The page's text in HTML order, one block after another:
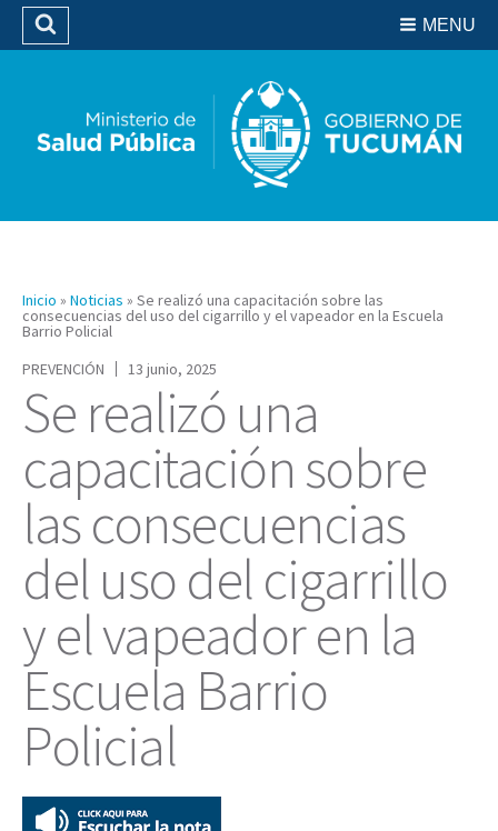
Biblioteca
MENU
Buscar
Inicio » Noticias » Se realizó una capacitación sobre las
consecuencias del uso del cigarrillo y el vapeador en la Escuela
Barrio Policial
PREVENCIÓN
13 junio, 2025
Se realizó una
capacitación sobre
las consecuencias
del uso del cigarrillo
y el vapeador en la
Escuela Barrio
Policial